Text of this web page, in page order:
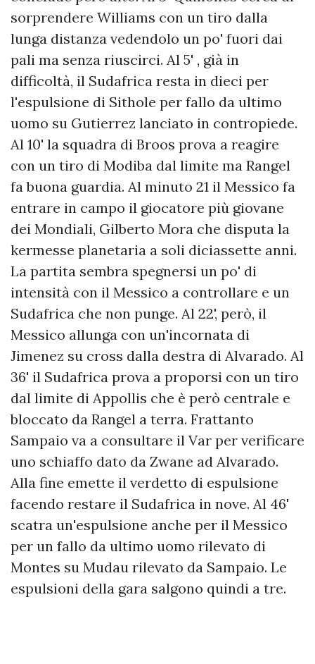
sorprendere Williams con un tiro dalla
lunga distanza vedendolo un po' fuori dai
pali ma senza riuscirci. Al 5' , già in
difficoltà, il Sudafrica resta in dieci per
l'espulsione di Sithole per fallo da ultimo
uomo su Gutierrez lanciato in contropiede.
Al 10' la squadra di Broos prova a reagire
con un tiro di Modiba dal limite ma Rangel
fa buona guardia. Al minuto 21 il Messico fa
entrare in campo il giocatore più giovane
dei Mondiali, Gilberto Mora che disputa la
kermesse planetaria a soli diciassette anni.
La partita sembra spegnersi un po' di
intensità con il Messico a controllare e un
Sudafrica che non punge. Al 22', però, il
Messico allunga con un'incornata di
Jimenez su cross dalla destra di Alvarado. Al
36' il Sudafrica prova a proporsi con un tiro
dal limite di Appollis che è però centrale e
bloccato da Rangel a terra. Frattanto
Sampaio va a consultare il Var per verificare
uno schiaffo dato da Zwane ad Alvarado.
Alla fine emette il verdetto di espulsione
facendo restare il Sudafrica in nove. Al 46'
scatra un'espulsione anche per il Messico
per un fallo da ultimo uomo rilevato di
Montes su Mudau rilevato da Sampaio. Le
espulsioni della gara salgono quindi a tre.